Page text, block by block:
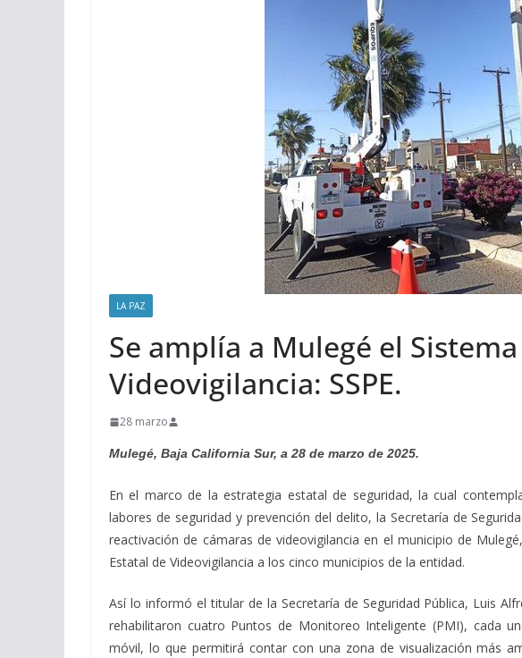
LA PAZ
Se amplía a Mulegé el
Videovigilancia: SSPE.
28 marzo
Mulegé, Baja California Sur, a 28 de marzo de 2025.
En el marco de la estrategia estatal de seguridad, la cual
labores de seguridad y prevención del delito, la Secretaría de
reactivación de cámaras de videovigilancia en el municipio de
Estatal de Videovigilancia a los cinco municipios de la entidad.
Así lo informó el titular de la Secretaría de Seguridad Pública, Luis
rehabilitaron cuatro Puntos de Monitoreo Inteligente (PMI), cada
móvil, lo que permitirá contar con una zona de visualización más